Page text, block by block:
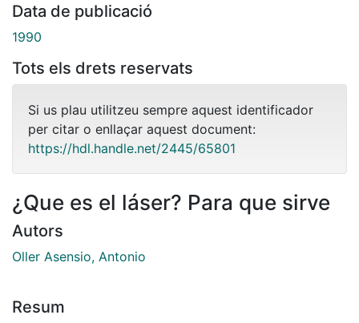
Data de publicació
1990
Tots els drets reservats
Si us plau utilitzeu sempre aquest identificador
per citar o enllaçar aquest document:
https://hdl.handle.net/2445/65801
¿Que es el láser? Para que sirve
Autors
Oller Asensio, Antonio
Resum